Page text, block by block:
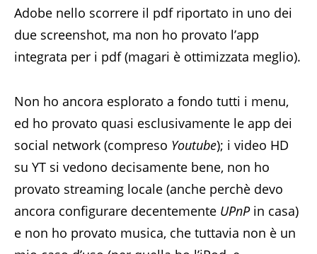
Adobe nello scorrere il pdf riportato in uno dei
due screenshot, ma non ho provato l’app
integrata per i pdf (magari è ottimizzata meglio).
Non ho ancora esplorato a fondo tutti i menu,
ed ho provato quasi esclusivamente le app dei
social network (compreso Youtube); i video HD
su YT si vedono decisamente bene, non ho
provato streaming locale (anche perchè devo
ancora configurare decentemente UPnPin casa)
e non ho provato musica, che tuttavia non è un